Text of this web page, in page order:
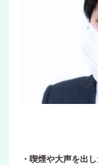
・喫煙や大声を出